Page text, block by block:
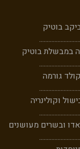
בוטיק
......
......
במבשלת בוטיק
......
....
גורמה
......
..
וקולינריה
......
..
ובשרים מעושנים
......
....